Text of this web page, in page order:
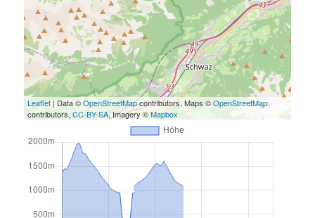
Leaflet| Data ©OpenStreetMapcontributors, Maps ©OpenStreetMap
contributors,CC-BY-SA, Imagery ©Mapbox